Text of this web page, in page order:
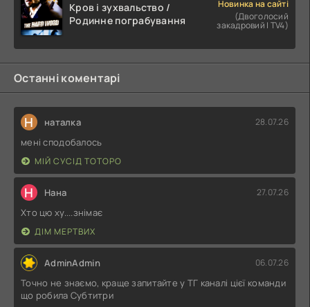
Кров і зухвальство /
Родинне пограбування
Новинка на сайті
(Двоголосий
закадровий | TV4)
Останні коментарі
Н наталка 28.07.26
мені сподобалось
МІЙ СУСІД ТОТОРО
Н Нана 27.07.26
Хто цю ху....знімає
ДІМ МЕРТВИХ
AdminAdmin 06.07.26
Точно не знаємо, краще запитайте у ТГ каналі цієї команди
що робила Субтитри